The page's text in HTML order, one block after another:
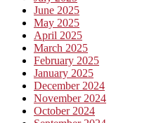
June 2025
May 2025
April 2025
March 2025
February 2025
January 2025
December 2024
November 2024
October 2024